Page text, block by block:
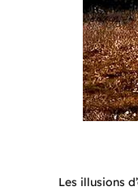
Les illusions